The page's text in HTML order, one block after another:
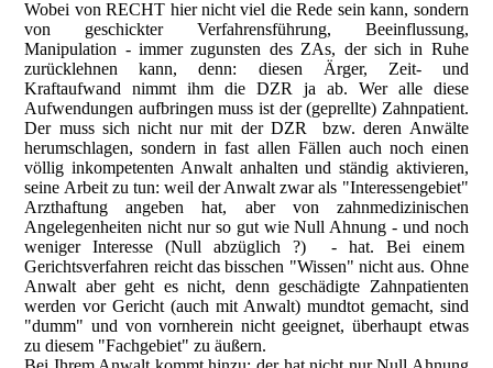
Wobei von RECHT hier nicht viel die Rede sein kann, sondern
von geschickter Verfahrensführung, Beeinflussung,
Manipulation - immer zugunsten des ZAs, der sich in Ruhe
zurücklehnen kann, denn: diesen Ärger, Zeit- und
Kraftaufwand nimmt ihm die DZR ja ab. Wer alle diese
Aufwendungen aufbringen muss ist der (geprellte) Zahnpatient.
Der muss sich nicht nur mit der DZR bzw. deren Anwälte
herumschlagen, sondern in fast allen Fällen auch noch einen
völlig inkompetenten Anwalt anhalten und ständig aktivieren,
seine Arbeit zu tun: weil der Anwalt zwar als "Interessengebiet"
Arzthaftung angeben hat, aber von zahnmedizinischen
Angelegenheiten nicht nur so gut wie Null Ahnung - und noch
weniger Interesse (Null abzüglich ?) - hat. Bei einem
Gerichtsverfahren reicht das bisschen "Wissen" nicht aus. Ohne
Anwalt aber geht es nicht, denn geschädigte Zahnpatienten
werden vor Gericht (auch mit Anwalt) mundtot gemacht, sind
"dumm" und von vornherein nicht geeignet, überhaupt etwas
zu diesem "Fachgebiet" zu äußern.